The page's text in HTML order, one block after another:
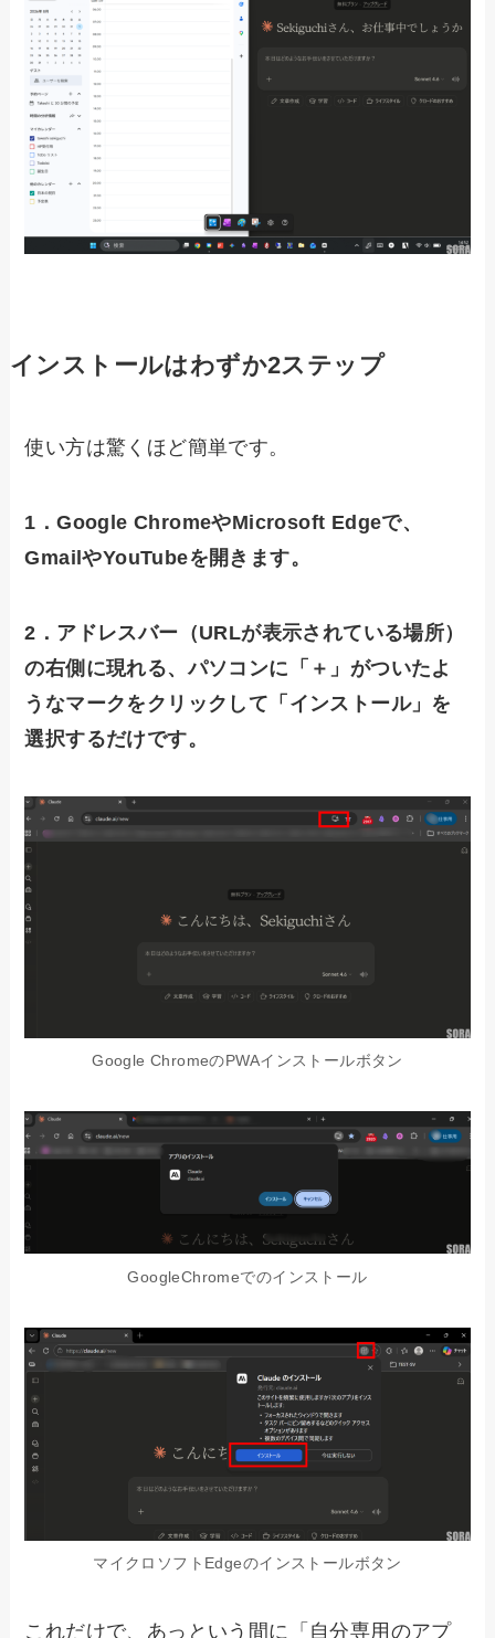
インストールはわずか2ステップ
使い方は驚くほど簡単です。
1．Google ChromeやMicrosoft Edgeで、
GmailやYouTubeを開きます。
2．アドレスバー（URLが表示されている場所）
の右側に現れる、パソコンに「＋」がついたよ
うなマークをクリックして「インストール」を
選択するだけです。
Google ChromeのPWAインストールボタン
GoogleChromeでのインストール
マイクロソフトEdgeのインストールボタン
これだけで、あっという間に「自分専用のアプ